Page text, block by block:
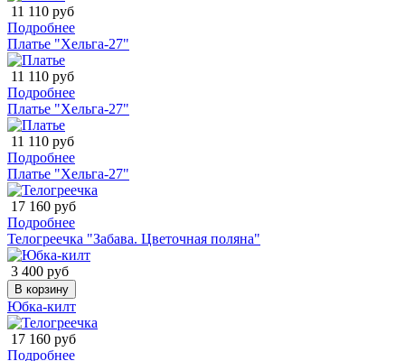
11 110 руб
Подробнее
Платье "Хельга-27"
11 110 руб
Подробнее
Платье "Хельга-27"
11 110 руб
Подробнее
Платье "Хельга-27"
17 160 руб
Подробнее
Телогреечка "Забава. Цветочная поляна"
3 400 руб
В корзину
Юбка-килт
17 160 руб
Подробнее